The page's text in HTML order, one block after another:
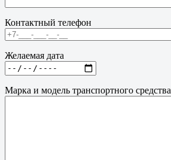
Контактный телефон
Желаемая дата
Марка и модель транспортного средства